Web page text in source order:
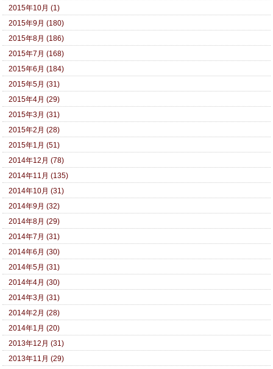
2015年10月 (1)
2015年9月 (180)
2015年8月 (186)
2015年7月 (168)
2015年6月 (184)
2015年5月 (31)
2015年4月 (29)
2015年3月 (31)
2015年2月 (28)
2015年1月 (51)
2014年12月 (78)
2014年11月 (135)
2014年10月 (31)
2014年9月 (32)
2014年8月 (29)
2014年7月 (31)
2014年6月 (30)
2014年5月 (31)
2014年4月 (30)
2014年3月 (31)
2014年2月 (28)
2014年1月 (20)
2013年12月 (31)
2013年11月 (29)